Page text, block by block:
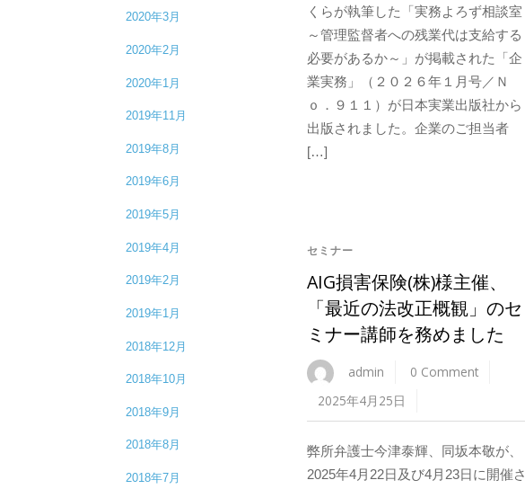
くらが執筆した「実務よろず相談室
～管理監督者への残業代は支給する
必要があるか～」が掲載された「企
業実務」（２０２６年１月号／Ｎ
ｏ．９１１）が日本実業出版社から
出版されました。企業のご担当者
[…]
セミナー
AIG損害保険(株)様主催、
「最近の法改正概観」のセ
ミナー講師を務めました
admin
0 Comment
2025年4月25日
弊所弁護士今津泰輝、同坂本敬が、
2025年4月22日及び4月23日に開催さ
2020年3月
2020年2月
2020年1月
2019年11月
2019年8月
2019年6月
2019年5月
2019年4月
2019年2月
2019年1月
2018年12月
2018年10月
2018年9月
2018年8月
2018年7月